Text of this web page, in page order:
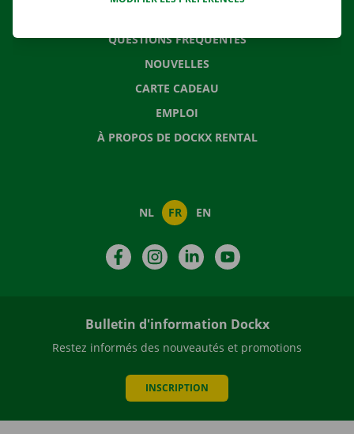
QUESTIONS FRÉQUENTES
NOUVELLES
CARTE CADEAU
EMPLOI
À PROPOS DE DOCKX RENTAL
NL FR EN
FacebookInstagramLinkedIn
Bulletin d'information Dockx
Restez informés des nouveautés et promotions
INSCRIPTION